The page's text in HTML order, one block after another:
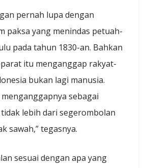
pernah lupa dengan
paksa yang menindas petuah-
pada tahun 1830-an. Bahkan
itu menganggap rakyat-
bukan lagi manusia.
sebagai
lebih dari segerombolan
sawah,” tegasnya.
sesuai dengan apa yang